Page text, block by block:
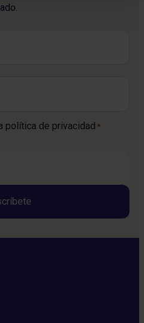
política de privacidad *